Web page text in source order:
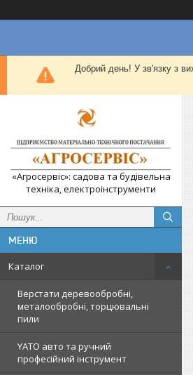
Добрий день! У зв'язку з
«Агросервіс»: садова та будівельна
техніка, електроінструменти
Каталог
Верстати деревообробні,
металообробні, торцювальні
пили
YATO авто та ручний
професійний інструмент